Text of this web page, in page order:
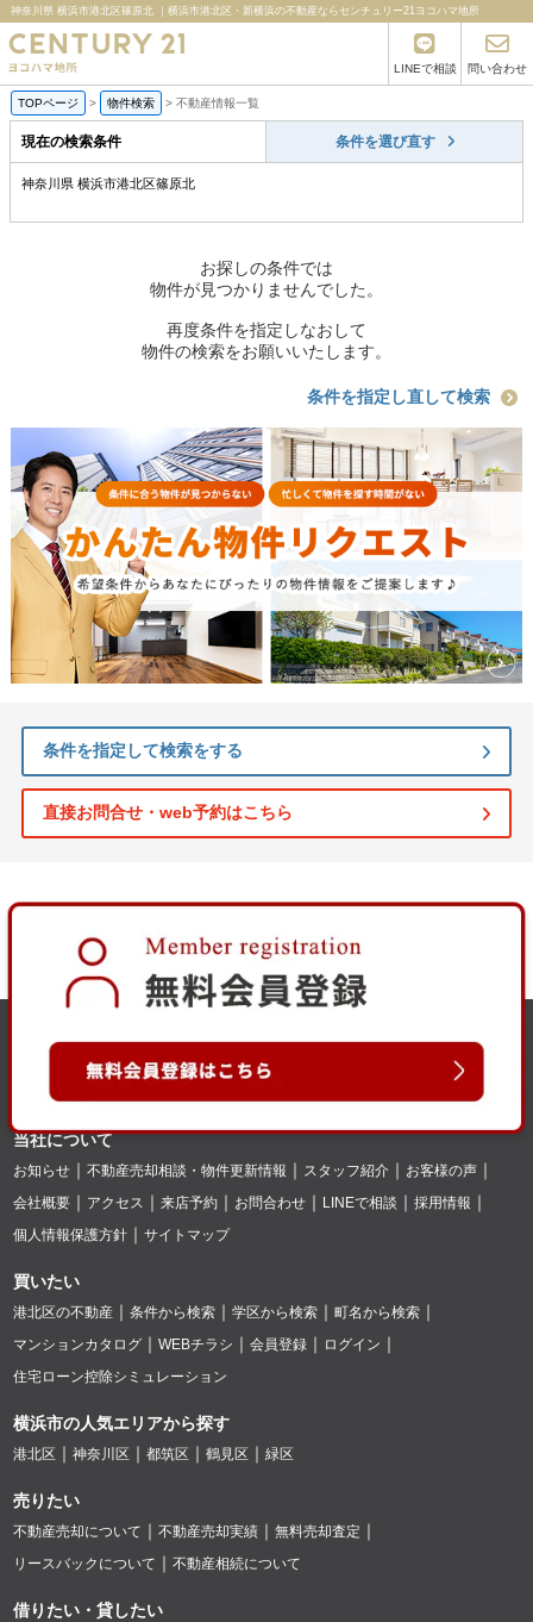
神奈川県 横浜市港北区篠原北 ｜横浜市港北区・新横浜の不動産ならセンチュリー21ヨコハマ地所
LINEで相談 問い合わせ
TOPページ > 物件検索 > 不動産情報一覧
現在の検索条件 条件を選び直す
神奈川県 横浜市港北区篠原北
お探しの条件では
物件が見つかりませんでした。
再度条件を指定しなおして
物件の検索をお願いいたします。
条件を指定し直して検索
条件を指定して検索をする
直接お問合せ・web予約はこちら
当社について
お知らせ 不動産売却相談・物件更新情報 スタッフ紹介
お客様の声
会社概要
アクセス 来店予約 お問合わせ LINEで相談
採用情報
個人情報保護方針
サイトマップ
買いたい
港北区の不動産 条件から検索 学区から検索
町名から検索
マンションカタログ
WEBチラシ 会員登録
ログイン
住宅ローン控除シミュレーション
横浜市の人気エリアから探す
港北区 神奈川区 都筑区 鶴見区 緑区
売りたい
不動産売却について 不動産売却実績
無料売却査定
リースバックについて
不動産相続について
借りたい・貸したい